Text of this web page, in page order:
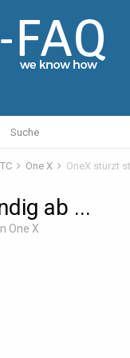
Suche
One X OneX stürzt
ab ...
One X